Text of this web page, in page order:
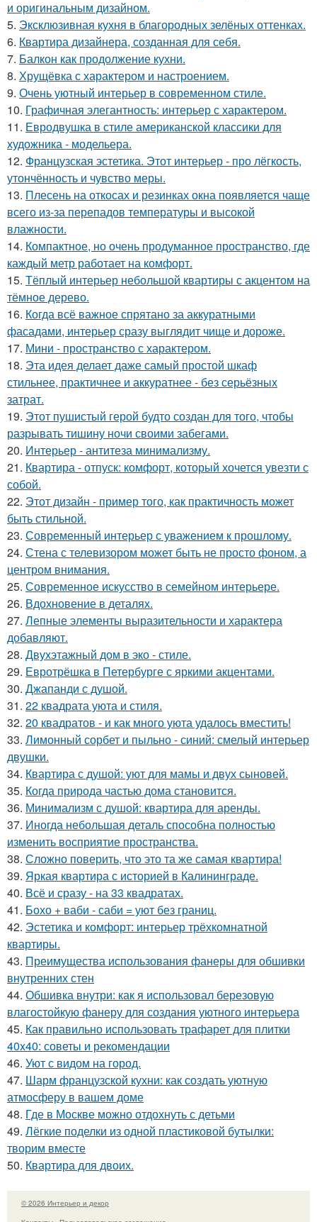
и оригинальным дизайном.
5. Эксклюзивная кухня в благородных зелёных оттенках.
6. Квартира дизайнера, созданная для себя.
7. Балкон как продолжение кухни.
8. Хрущёвка с характером и настроением.
9. Очень уютный интерьер в современном стиле.
10. Графичная элегантность: интерьер с характером.
11. Евродвушка в стиле американской классики для
художника - модельера.
12. Французская эстетика. Этот интерьер - про лёгкость,
утончённость и чувство меры.
13. Плесень на откосах и резинках окна появляется чаще
всего из-за перепадов температуры и высокой
влажности.
14. Компактное, но очень продуманное пространство, где
каждый метр работает на комфорт.
15. Тёплый интерьер небольшой квартиры с акцентом на
тёмное дерево.
16. Когда всё важное спрятано за аккуратными
фасадами, интерьер сразу выглядит чище и дороже.
17. Мини - пространство с характером.
18. Эта идея делает даже самый простой шкаф
стильнее, практичнее и аккуратнее - без серьёзных
затрат.
19. Этот пушистый герой будто создан для того, чтобы
разрывать тишину ночи своими забегами.
20. Интерьер - антитеза минимализму.
21. Квартира - отпуск: комфорт, который хочется увезти с
собой.
22. Этот дизайн - пример того, как практичность может
быть стильной.
23. Современный интерьер с уважением к прошлому.
24. Стена с телевизором может быть не просто фоном, а
центром внимания.
25. Современное искусство в семейном интерьере.
26. Вдохновение в деталях.
27. Лепные элементы выразительности и характера
добавляют.
28. Двухэтажный дом в эко - стиле.
29. Евротрёшка в Петербурге с яркими акцентами.
30. Джапанди с душой.
31. 22 квадрата уюта и стиля.
32. 20 квадратов - и как много уюта удалось вместить!
33. Лимонный сорбет и пыльно - синий: смелый интерьер
двушки.
34. Квартира с душой: уют для мамы и двух сыновей.
35. Когда природа частью дома становится.
36. Минимализм с душой: квартира для аренды.
37. Иногда небольшая деталь способна полностью
изменить восприятие пространства.
38. Сложно поверить, что это та же самая квартира!
39. Яркая квартира с историей в Калининграде.
40. Всё и сразу - на 33 квадратах.
41. Бохо + ваби - саби = уют без границ.
42. Эстетика и комфорт: интерьер трёхкомнатной
квартиры.
43. Преимущества использования фанеры для обшивки
внутренних стен
44. Обшивка внутри: как я использовал березовую
влагостойкую фанеру для создания уютного интерьера
45. Как правильно использовать трафарет для плитки
40x40: советы и рекомендации
46. Уют с видом на город.
47. Шарм французской кухни: как создать уютную
атмосферу в вашем доме
48. Где в Москве можно отдохнуть с детьми
49. Лёгкие поделки из одной пластиковой бутылки:
творим вместе
50. Квартира для двоих.
© 2026 Интерьер и декор